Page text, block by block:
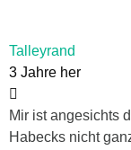
Talleyrand
3 Jahre her
Mir ist angesichts
Habecks nicht